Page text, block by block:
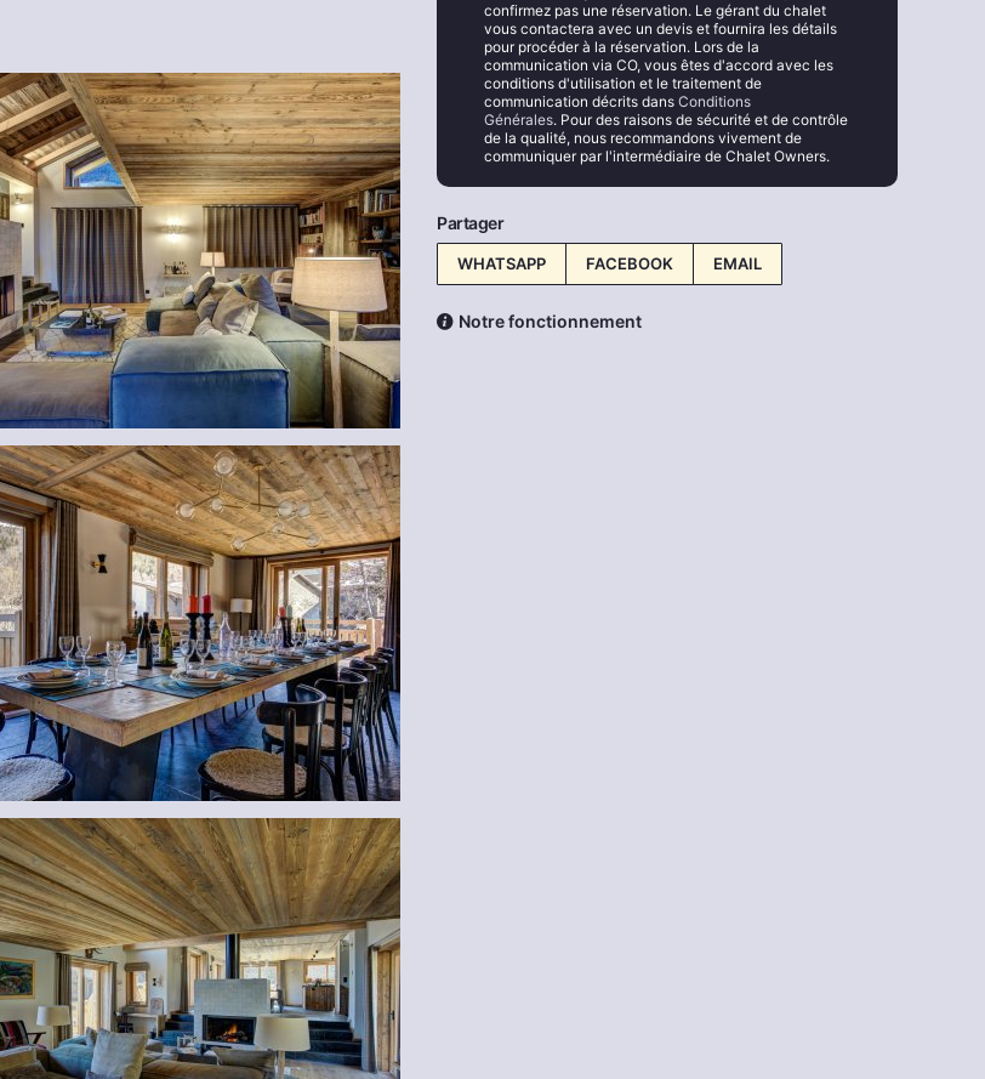
confirmez pas une réservation. Le gérant du chalet
vous contactera avec un devis et fournira les détails
pour procéder à la réservation. Lors de la
communication via CO, vous êtes d'accord avec les
conditions d'utilisation et le traitement de
communication décrits dans Conditions
Générales. Pour des raisons de sécurité et de contrôle
de la qualité, nous recommandons vivement de
communiquer par l'intermédiaire de Chalet Owners.
Partager
WHATSAPP FACEBOOK EMAIL
Notre fonctionnement